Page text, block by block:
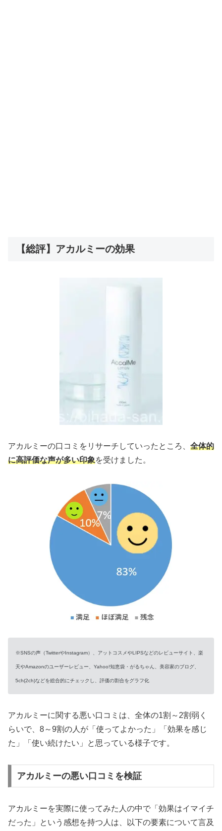
【総評】アカルミーの効果
アカルミーの口コミをリサーチしていったところ、 全体的
に高評価な声が多い印象を受けました。
※SNSの声（TwitterやInstagram）、アットコスメやLIPSなどのレビューサイト、楽
天やAmazonのユーザーレビュー、Yahoo!知恵袋・がるちゃん、美容家のブログ、
5ch(2ch)などを総合的にチェックし、評価の割合をグラフ化
アカルミーに関する悪い口コミは、全体の1割～2割弱く
らいで、8～9割の人が「使ってよかった」「効果を感じ
た」「使い続けたい」と思っている様子です。
アカルミーの悪い口コミを検証
アカルミーを実際に使ってみた人の中で「効果はイマイチ
だった」という感想を持つ人は、以下の要素について言及